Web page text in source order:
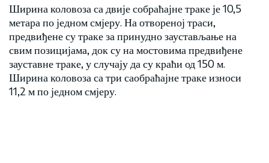
Ширина коловоза са двије собраћајне траке је 10,5
метара по једном смјеру. На отвореној траси,
предвиђене су траке за принудно заустављање на
свим позицијама, док су на мостовима предвиђене
зауставне траке, у случају да су краћи од 150 м.
Ширина коловоза са три саобраћајне траке износи
11,2 м по једном смјеру.